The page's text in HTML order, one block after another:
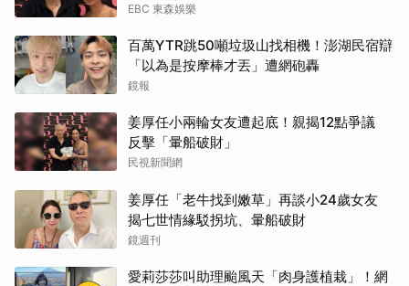
EBC 東森娛樂
百萬YTR跳50噸垃圾山找相機！澎湖民宿辯
「以為是按摩棒才丟」遭網砲轟
鏡報
姜厚任小兩輪女友遭起底！親揭12點爭議
反擊「暈船破財」
民視新聞網
姜厚任「老牛找到嫩草」再談小24歲女友
揭七世情緣駁拐坑、暈船破財
鏡週刊
愛莉莎莎叫助理颱風天「肉身護植栽」！網